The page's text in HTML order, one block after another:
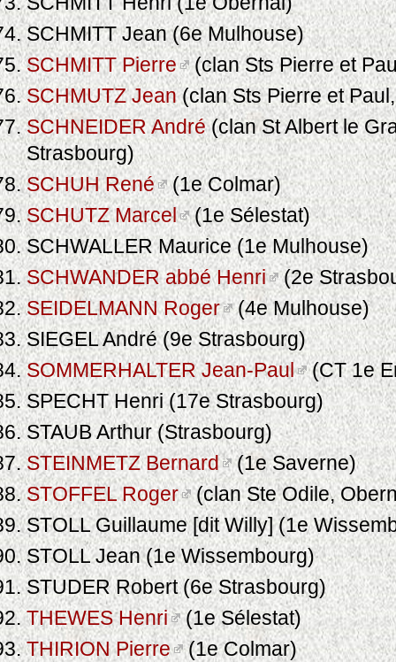
SCHMITT Jean (6e Mulhouse)
SCHMITT Pierre (clan Sts Pierre et
SCHMUTZ Jean(clan Sts Pierre et
SCHNEIDER André(clan St Albert le
Strasbourg)
SCHUH René (1e Colmar)
SCHUTZ Marcel (1e Sélestat)
SCHWALLER Maurice (1e Mulhouse)
SCHWANDER abbé Henri
(2e
SEIDELMANN Roger (4e Mulhouse)
SIEGEL André (9e Strasbourg)
SOMMERHALTER Jean-Paul (CT 1e
SPECHT Henri (17e Strasbourg)
STAUB Arthur (Strasbourg)
STEINMETZ Bernard
(1e Saverne)
STOFFEL Roger (clan Ste Odile,
STOLL Guillaume [dit Willy] (1e
STOLL Jean (1e Wissembourg)
STUDER Robert (6e Strasbourg)
THEWES Henri (1e Sélestat)
THIRION Pierre (1e Colmar)